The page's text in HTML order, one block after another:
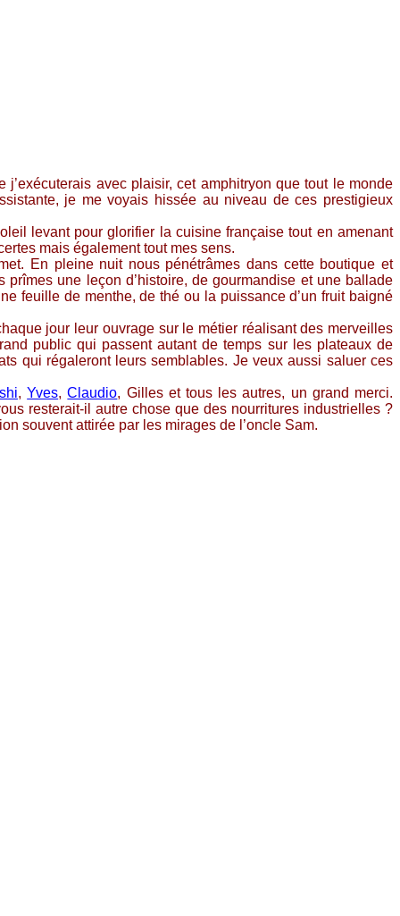
avec plaisir, cet amphitryon que tout le monde
je me voyais hissée au niveau de ces prestigieux
levant pour glorifier la cuisine française tout en amenant
mais également tout mes sens.
En pleine nuit nous pénétrâmes dans cette boutique et
une leçon d’histoire, de gourmandise et une ballade
feuille de menthe, de thé ou la puissance d’un fruit baigné
jour leur ouvrage sur le métier réalisant des merveilles
public qui passent autant de temps sur les plateaux de
qui régaleront leurs semblables. Je veux aussi saluer ces
,Yves,Claudio, Gilles et tous les autres, un grand merci.
resterait-il autre chose que des nourritures industrielles ?
souvent attirée par les mirages de l’oncle Sam.